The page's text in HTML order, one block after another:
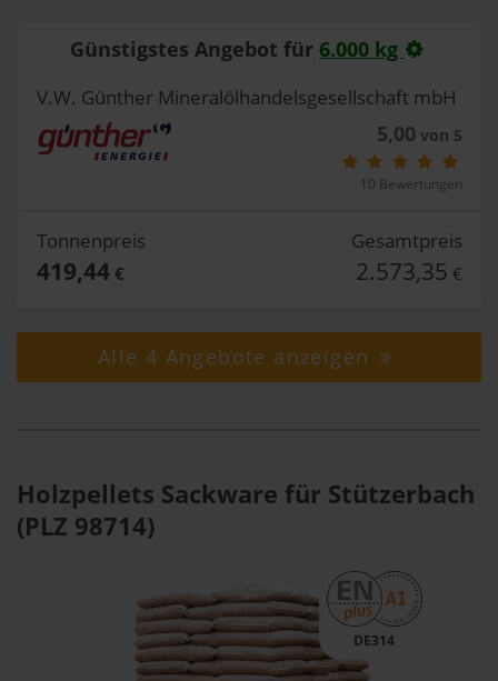
Günstigstes Angebot für 6.000 kg
V.W. Günther Mineralölhandelsgesellschaft mbH
5,00 von 5
10 Bewertungen
Tonnenpreis
419,44€
Gesamtpreis
2.573,35 €
Alle 4 Angebote anzeigen
Holzpellets Sackware für Stützerbach
(PLZ 98714)
DE314